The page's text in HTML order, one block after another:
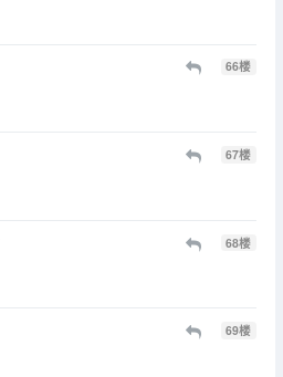
66楼
67楼
68楼
69楼